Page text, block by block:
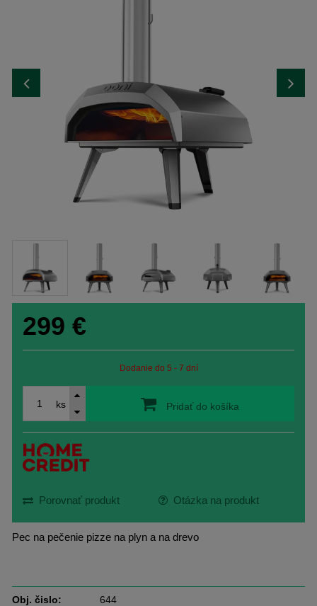
299 €
Dodanie do 5 - 7 dní
ks Pridať do košíka
Porovnať produkt Otázka na produkt
Pec na pečenie pizze na plyn a na drevo
Obj. čislo: 644